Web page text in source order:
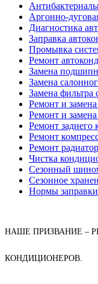
Аргонно-
Диагностика
Заправка
Промывка
Ремонт
Замена
Замена
Замена фильтра
Ремонт и
Ремонт и
Ремонт заднего
Ремонт
Ремонт
Чистка
Сезонный
Сезонное
Нормы
НАШЕ ПРИЗВАНИЕ –
КОНДИЦИОНЕРОВ.